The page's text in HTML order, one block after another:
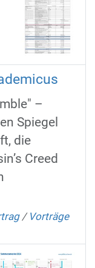
–
Spiegel
die
Creed
/ Vorträge